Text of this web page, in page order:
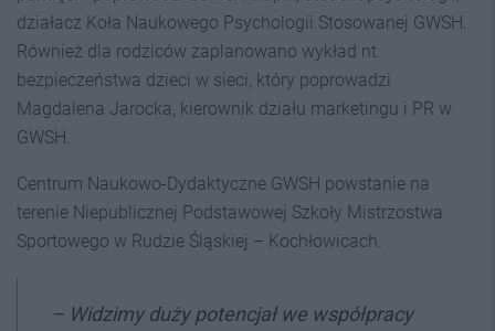
działacz Koła Naukowego Psychologii Stosowanej GWSH.
Również dla rodziców zaplanowano wykład nt.
bezpieczeństwa dzieci w sieci, który poprowadzi
Magdalena Jarocka, kierownik działu marketingu i PR w
GWSH.
Centrum Naukowo-Dydaktyczne GWSH powstanie na
terenie Niepublicznej Podstawowej Szkoły Mistrzostwa
Sportowego w Rudzie Śląskiej – Kochłowicach.
– Widzimy duży potencjał we współpracy